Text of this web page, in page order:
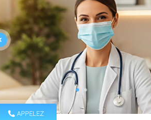
APPELEZ